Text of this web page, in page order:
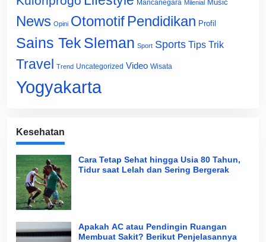
Mancanegara Milenial Music
News Opini Otomotif Pendidikan Profil
Sains Tek Sleman Sport Sports Tips Trik
Travel Trend Uncategorized Video Wisata
Yogyakarta
Kesehatan
Cara Tetap Sehat hingga Usia 80 Tahun,
Tidur saat Lelah dan Sering Bergerak
Apakah AC atau Pendingin Ruangan
Membuat Sakit? Berikut Penjelasannya